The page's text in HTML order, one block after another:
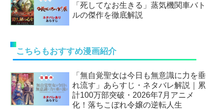
「死してなお生きる」蒸気機関車バト
ルの傑作を徹底解説
こちらもおすすめ漫画紹介
「無自覚聖女は今日も無意識に力を垂
れ流す」あらすじ・ネタバレ解説｜累
計100万部突破・2026年7月アニメ
化！落ちこぼれ令嬢の逆転人生